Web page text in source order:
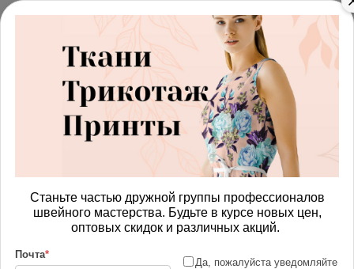
Станьте частью дружной группы профессионалов
швейного мастерства. Будьте в курсе новых цен,
оптовых скидок и различных акций.
Почта*
Да, пожалуйста уведомляйте